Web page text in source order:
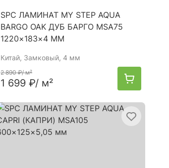
SPC ЛАМИНАТ MY STEP AQUA
BARGO OAK ДУБ БАРГО MSA75
1220×183×4 ММ
Китай, Замковый, 4 мм
2 890 ₽/ м²
1 699 ₽/ м²